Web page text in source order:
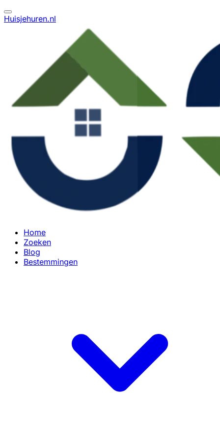
Huisjehuren.nl
Home
Zoeken
Blog
Bestemmingen